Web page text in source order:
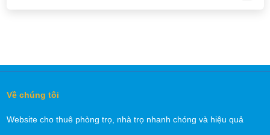
Về chúng tôi
Website cho thuê phòng trọ, nhà trọ nhanh chóng và hiệu quả